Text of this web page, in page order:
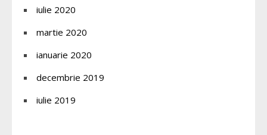
iulie 2020
martie 2020
ianuarie 2020
decembrie 2019
iulie 2019